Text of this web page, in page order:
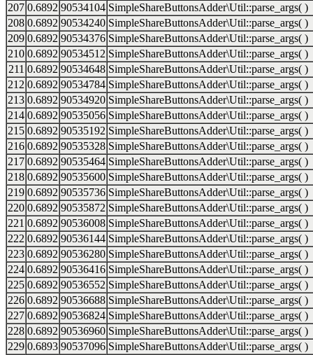
207 0.6892 90534104 SimpleShareButtonsAdder\Util::parse_args( )
208 0.6892 90534240 SimpleShareButtonsAdder\Util::parse_args( )
209 0.6892 90534376 SimpleShareButtonsAdder\Util::parse_args( )
210 0.6892 90534512 SimpleShareButtonsAdder\Util::parse_args( )
211 0.6892 90534648 SimpleShareButtonsAdder\Util::parse_args( )
212 0.6892 90534784 SimpleShareButtonsAdder\Util::parse_args( )
213 0.6892 90534920 SimpleShareButtonsAdder\Util::parse_args( )
214 0.6892 90535056 SimpleShareButtonsAdder\Util::parse_args( )
215 0.6892 90535192 SimpleShareButtonsAdder\Util::parse_args( )
216 0.6892 90535328 SimpleShareButtonsAdder\Util::parse_args( )
217 0.6892 90535464 SimpleShareButtonsAdder\Util::parse_args( )
218 0.6892 90535600 SimpleShareButtonsAdder\Util::parse_args( )
219 0.6892 90535736 SimpleShareButtonsAdder\Util::parse_args( )
220 0.6892 90535872 SimpleShareButtonsAdder\Util::parse_args( )
221 0.6892 90536008 SimpleShareButtonsAdder\Util::parse_args( )
222 0.6892 90536144 SimpleShareButtonsAdder\Util::parse_args( )
223 0.6892 90536280 SimpleShareButtonsAdder\Util::parse_args( )
224 0.6892 90536416 SimpleShareButtonsAdder\Util::parse_args( )
225 0.6892 90536552 SimpleShareButtonsAdder\Util::parse_args( )
226 0.6892 90536688 SimpleShareButtonsAdder\Util::parse_args( )
227 0.6892 90536824 SimpleShareButtonsAdder\Util::parse_args( )
228 0.6892 90536960 SimpleShareButtonsAdder\Util::parse_args( )
229 0.6893 90537096 SimpleShareButtonsAdder\Util::parse_args( )